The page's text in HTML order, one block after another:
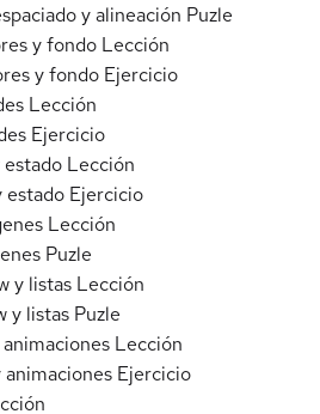
y alineación Puzle
y fondo Lección
y fondo Ejercicio
Lección
Ejercicio
estado Lección
estado Ejercicio
Lección
Puzle
y listas Lección
y listas Puzle
Lección
animaciones Ejercicio